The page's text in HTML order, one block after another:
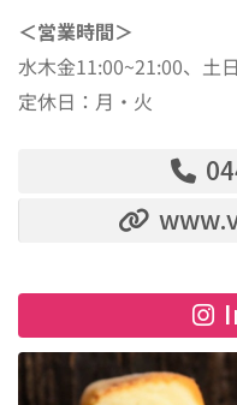
＜営業時間＞
水木金11:00~21:00、土
定休日：月・火